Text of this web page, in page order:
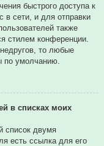
быстрого доступа к
в сети, и для отправки
также
стилем конференции.
то любые
по умолчанию.
в списках моих
список двумя
есть ссылка для его